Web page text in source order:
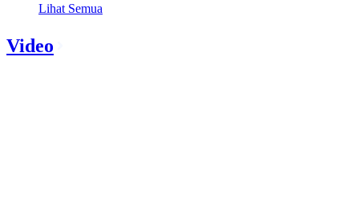
Lihat Semua
Video